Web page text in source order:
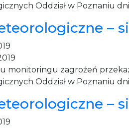
Oddział w Poznaniu
–
monitoringu zagrożeń
Oddział w Poznaniu
–